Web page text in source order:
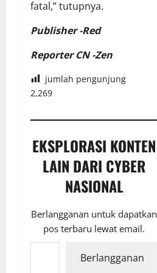
fatal,” tutupnya.
Publisher -Red
Reporter CN -Zen
jumlah pengunjung
2,269
EKSPLORASI KONTEN
LAIN DARI CYBER
NASIONAL
Berlangganan untuk dapatkan
pos terbaru lewat email.
Ketikkan email Anda...
Berlangganan